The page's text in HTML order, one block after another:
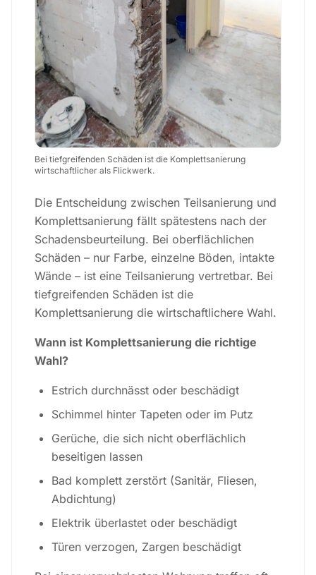
Bei tiefgreifenden Schäden ist die Komplettsanierung
wirtschaftlicher als Flickwerk.
Die Entscheidung zwischen Teilsanierung und
Komplettsanierung fällt spätestens nach der
Schadensbeurteilung. Bei oberflächlichen
Schäden – nur Farbe, einzelne Böden, intakte
Wände – ist eine Teilsanierung vertretbar. Bei
tiefgreifenden Schäden ist die
Komplettsanierung die wirtschaftlichere Wahl.
Wann ist Komplettsanierung die richtige
Wahl?
Estrich durchnässt oder beschädigt
Schimmel hinter Tapeten oder im Putz
Gerüche, die sich nicht oberflächlich
beseitigen lassen
Bad komplett zerstört (Sanitär, Fliesen,
Abdichtung)
Elektrik überlastet oder beschädigt
Türen verzogen, Zargen beschädigt